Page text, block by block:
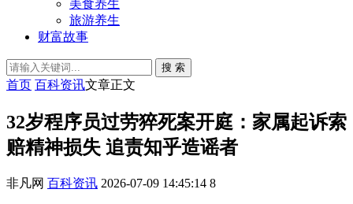
美食养生
旅游养生
财富故事
搜 索
首页 百科资讯文章正文
32岁程序员过劳猝死案开庭：家属起诉索
赔精神损失 追责知乎造谣者
非凡网 百科资讯 2026-07-09 14:45:14 8